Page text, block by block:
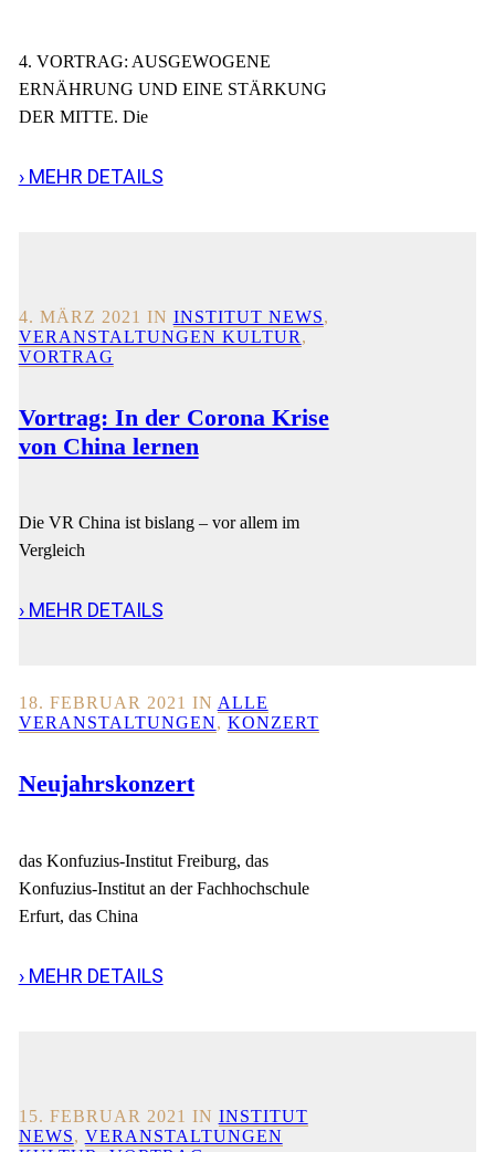
4. VORTRAG: AUSGEWOGENE
ERNÄHRUNG UND EINE STÄRKUNG
DER MITTE. Die
› MEHR DETAILS
4. MÄRZ 2021 IN INSTITUT NEWS,
VERANSTALTUNGEN KULTUR ,
VORTRAG
Vortrag: In der Corona Krise
von China lernen
Die VR China ist bislang – vor allem im
Vergleich
› MEHR DETAILS
18. FEBRUAR 2021 IN ALLE
VERANSTALTUNGEN, KONZERT
Neujahrskonzert
das Konfuzius-Institut Freiburg, das
Konfuzius-Institut an der Fachhochschule
Erfurt, das China
› MEHR DETAILS
15. FEBRUAR 2021 IN INSTITUT
NEWS, VERANSTALTUNGEN